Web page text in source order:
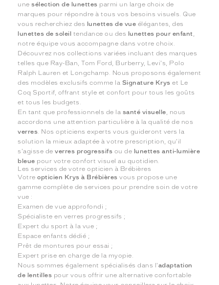
unesélection de lunettes parmi un large choix de
marques pour répondre à tous vos besoins visuels. Que
vous recherchiez des lunettes de vue élégantes, des
lunettes de soleil tendance ou des lunettes pour enfant,
notre équipe vous accompagne dans votre choix.
Découvrez nos collections variées incluant des marques
telles que Ray-Ban, Tom Ford, Burberry, Levi's, Polo
Ralph Lauren et Longchamp. Nous proposons également
des modèles exclusifs comme la Signature Krys et Le
Coq Sportif, offrant style et confort pour tous les goûts
et tous les budgets.
En tant que professionnels de la santé visuelle, nous
accordons une attention particulière à la qualité de nos
verres. Nos opticiens experts vous guideront vers la
solution la mieux adaptée à votre prescription, qu'il
s'agisse deverres progressifs ou de lunettes anti-lumière
bleue pour votre confort visuel au quotidien.
Les services de votre opticien à Brébières
Votreopticien Krys à Brébières vous propose une
gamme complète de services pour prendre soin de votre
vue :
Examen de vue approfondi ;
Spécialiste en verres progressifs ;
Expert du sport à la vue ;
Espace enfants dédié ;
Prêt de montures pour essai ;
Expert prise en charge de la myopie.
Nous sommes également spécialisés dans l'adaptation
de lentilles pour vous offrir une alternative confortable